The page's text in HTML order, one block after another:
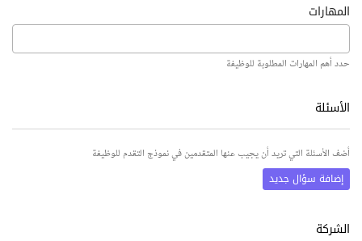
المهارات
حدد أهم المهارات المطلوبة للوظيفة
الأسئلة
أضف الأسئلة التي تريد أن يجيب عنها المتقدمين في نموذج التقدم للوظيفة
إضافة سؤال جديد
الشركة